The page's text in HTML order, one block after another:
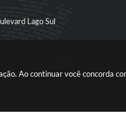
Ao continuar você concorda
Lago Sul